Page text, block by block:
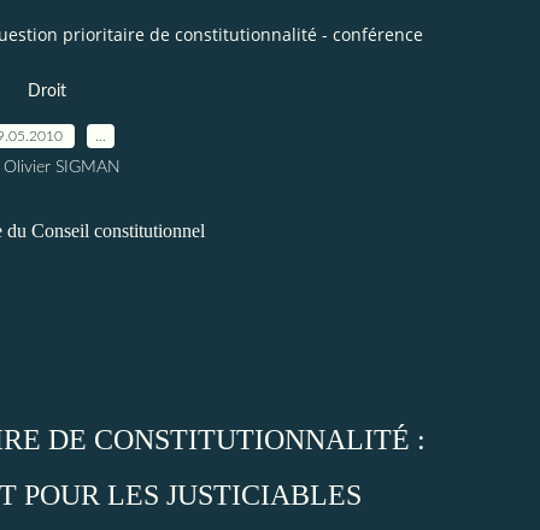
prioritaire de constitutionnalité - conférence
Droit
Olivier SIGMAN
du Conseil constitutionnel
DE CONSTITUTIONNALITÉ :
POUR LES JUSTICIABLES